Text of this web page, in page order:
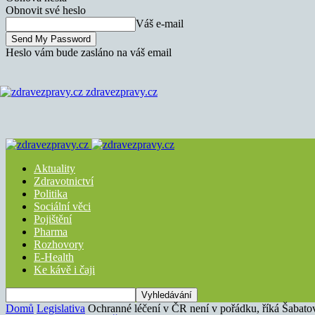
Obnovit své heslo
Váš e-mail
Heslo vám bude zasláno na váš email
zdravezpravy.cz
Aktuality
Zdravotnictví
Politika
Sociální věci
Pojištění
Pharma
Rozhovory
E-Health
Ke kávě i čaji
Domů Legislativa Ochranné léčení v ČR není v pořádku, říká